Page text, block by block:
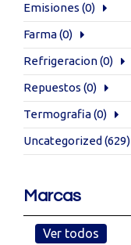
Emisiones (0)
Farma(0)
Refrigeracion(0)
Repuestos (0)
Termografia(0)
Uncategorized (629)
Marcas
Ver todos